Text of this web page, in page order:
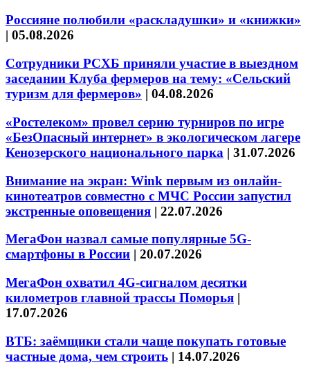
Россияне полюбили «раскладушки» и «книжки»
| 05.08.2026
Сотрудники РСХБ приняли участие в выездном
заседании Клуба фермеров на тему: «Сельский
туризм для фермеров» | 04.08.2026
«Ростелеком» провел серию турниров по игре
«БезОпасный интернет» в экологическом лагере
Кенозерского национального парка | 31.07.2026
Внимание на экран: Wink первым из онлайн-
кинотеатров совместно с МЧС России запустил
экстренные оповещения | 22.07.2026
МегаФон назвал самые популярные 5G-
смартфоны в России | 20.07.2026
МегаФон охватил 4G-сигналом десятки
километров главной трассы Поморья |
17.07.2026
ВТБ: заёмщики стали чаще покупать готовые
частные дома, чем строить | 14.07.2026